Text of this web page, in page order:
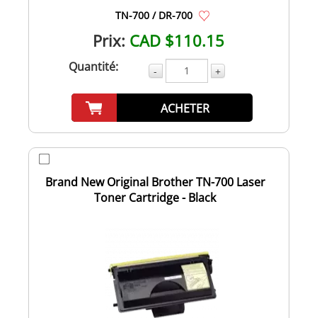
TN-700 / DR-700
Prix: CAD $110.15
Quantité: - +
ACHETER
Brand New Original Brother TN-700 Laser
Toner Cartridge - Black